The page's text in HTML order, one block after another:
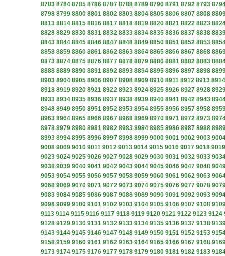
8783 8784 8785 8786 8787 8788 8789 8790 8791 8792 8793
8798 8799 8800 8801 8802 8803 8804 8805 8806 8807 8808
8813 8814 8815 8816 8817 8818 8819 8820 8821 8822 8823
8828 8829 8830 8831 8832 8833 8834 8835 8836 8837 8838
8843 8844 8845 8846 8847 8848 8849 8850 8851 8852 8853
8858 8859 8860 8861 8862 8863 8864 8865 8866 8867 8868
8873 8874 8875 8876 8877 8878 8879 8880 8881 8882 8883
8888 8889 8890 8891 8892 8893 8894 8895 8896 8897 8898
8903 8904 8905 8906 8907 8908 8909 8910 8911 8912 8913 8914
8918 8919 8920 8921 8922 8923 8924 8925 8926 8927 8928
8933 8934 8935 8936 8937 8938 8939 8940 8941 8942 8943
8948 8949 8950 8951 8952 8953 8954 8955 8956 8957 8958
8963 8964 8965 8966 8967 8968 8969 8970 8971 8972 8973
8978 8979 8980 8981 8982 8983 8984 8985 8986 8987 8988
8993 8994 8995 8996 8997 8998 8999 9000 9001 9002 9003
9008 9009 9010 9011 9012 9013 9014 9015 9016 9017 9018 9019
9023 9024 9025 9026 9027 9028 9029 9030 9031 9032 9033
9038 9039 9040 9041 9042 9043 9044 9045 9046 9047 9048
9053 9054 9055 9056 9057 9058 9059 9060 9061 9062 9063
9068 9069 9070 9071 9072 9073 9074 9075 9076 9077 9078
9083 9084 9085 9086 9087 9088 9089 9090 9091 9092 9093
9098 9099 9100 9101 9102 9103 9104 9105 9106 9107 9108
9113 9114 9115 9116 9117 9118 9119 9120 9121 9122 9123 9124
9128 9129 9130 9131 9132 9133 9134 9135 9136 9137 9138
9143 9144 9145 9146 9147 9148 9149 9150 9151 9152 9153
9158 9159 9160 9161 9162 9163 9164 9165 9166 9167 9168
9173 9174 9175 9176 9177 9178 9179 9180 9181 9182 9183